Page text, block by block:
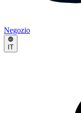
Negozio
IT